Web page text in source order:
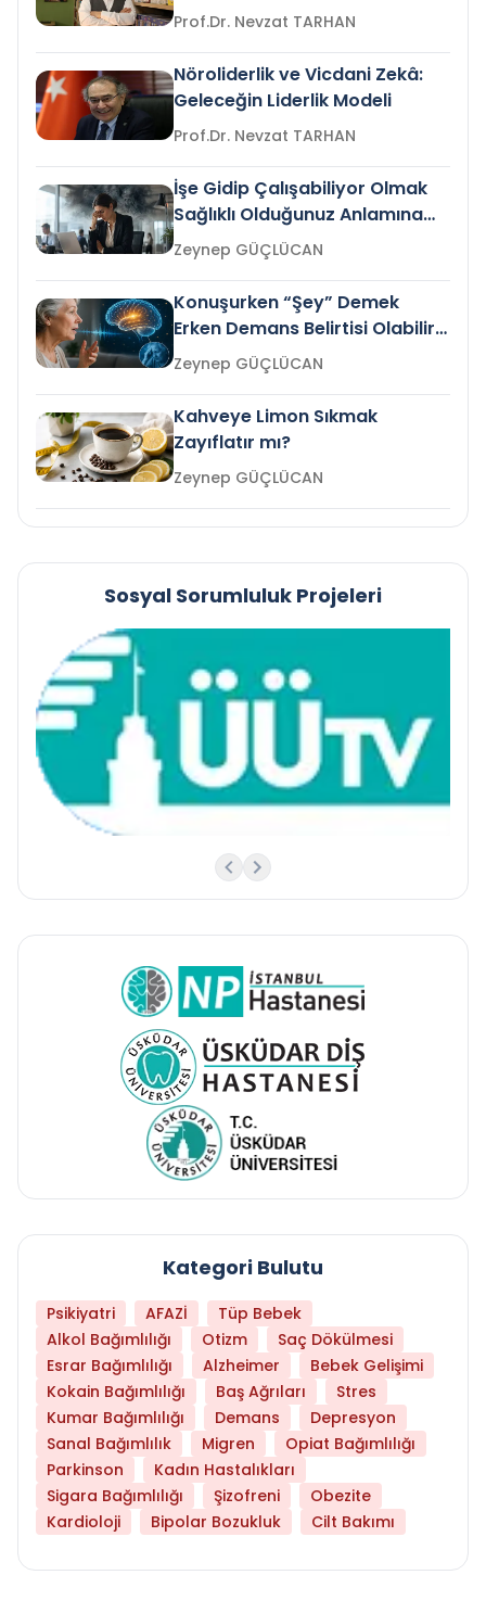
Prof.Dr. Nevzat TARHAN
Nöroliderlik ve Vicdani Zekâ:
Geleceğin Liderlik Modeli
Prof.Dr. Nevzat TARHAN
İşe Gidip Çalışabiliyor Olmak
Sağlıklı Olduğunuz Anlamına
Gelir mi?Zeynep GÜÇLÜCAN
Konuşurken “Şey” Demek
Erken Demans Belirtisi Olabilir
mi?
Zeynep GÜÇLÜCAN
Kahveye Limon Sıkmak
Zayıflatır mı?
Zeynep GÜÇLÜCAN
Sosyal Sorumluluk Projeleri
Kategori Bulutu
Psikiyatri AFAZİ
Tüp Bebek
Alkol Bağımlılığı
Otizm
Saç Dökülmesi
Esrar Bağımlılığı
Alzheimer
Bebek Gelişimi
Kokain Bağımlılığı
Baş Ağrıları
Stres
Kumar Bağımlılığı
Demans
Depresyon
Sanal Bağımlılık
Migren
Opiat Bağımlılığı
Parkinson
Kadın Hastalıkları
Sigara Bağımlılığı
Şizofreni
Obezite
Kardioloji
Bipolar Bozukluk Cilt Bakımı